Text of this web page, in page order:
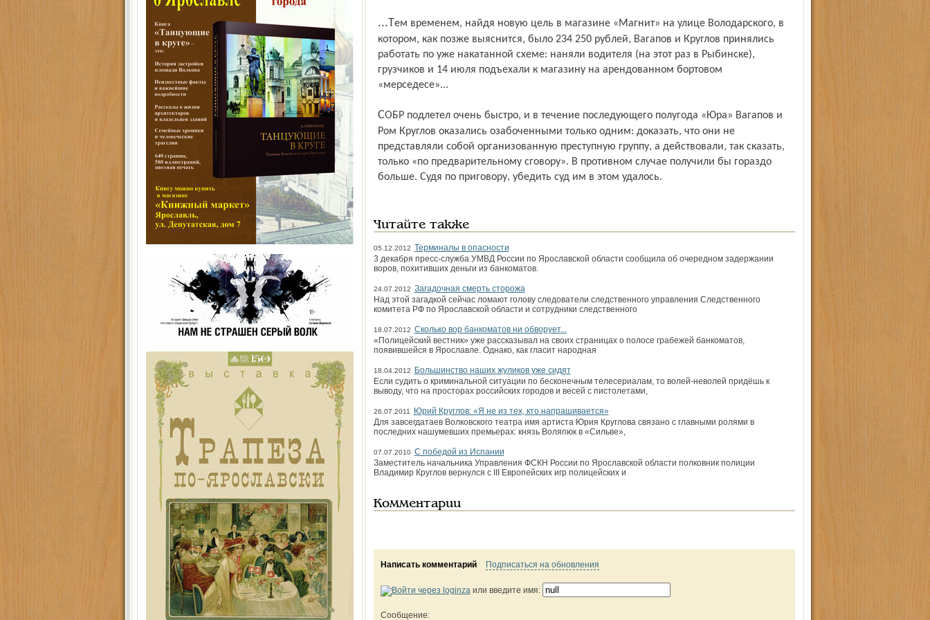
...Тем временем, найдя новую цель в магазине «Магнит» на улице Володарского, в
котором, как позже выяснится, было 234 250 рублей, Вагапов и Круглов принялись
работать по уже накатанной схеме: наняли водителя (на этот раз в Рыбинске),
грузчиков и 14 июля подъехали к магазину на арендованном бортовом
«мерседесе»...
СОБР подлетел очень быстро, и в течение последующего полугода «Юра» Вагапов и
Ром Круглов оказались озабоченными только одним: доказать, что они не
представляли собой организованную преступную группу, а действовали, так сказать,
только «по предварительному сговору». В противном случае получили бы гораздо
больше. Судя по приговору, убедить суд им в этом удалось.
Читайте также
05.12.2012 Терминалы в опасности
3 декабря пресс-служба УМВД России по Ярославской области сообщила об очередном задержании
воров, похитивших деньги из банкоматов.
24.07.2012 Загадочная смерть сторожа
Над этой загадкой сейчас ломают голову следователи следственного управления Следственного
комитета РФ по Ярославской области и сотрудники следственного
18.07.2012 Сколько вор банкоматов ни обворует...
«Полицейский вестник» уже рассказывал на своих страницах о полосе грабежей банкоматов,
появившейся в Ярославле. Однако, как гласит народная
18.04.2012
Большинство наших жуликов уже сидят
Если судить о криминальной ситуации по бесконечным телесериалам, то волей-неволей придёшь к
выводу, что на просторах российских городов и весей с пистолетами,
26.07.2011
Юрий Круглов: «Я не из тех, кто напрашивается»
Для завсегдатаев Волковского театра имя артиста Юрия Круглова связано с главными ролями в
последних нашумевших премьерах: князь Воляпюк в «Сильве»,
07.07.2010 С победой из Испании
Заместитель начальника Управления ФСКН России по Ярославской области полковник полиции
Владимир Круглов вернулся с III Европейских игр полицейских и
Комментарии
Написать комментарий Подписаться на обновления
или введите имя:
Сообщение: